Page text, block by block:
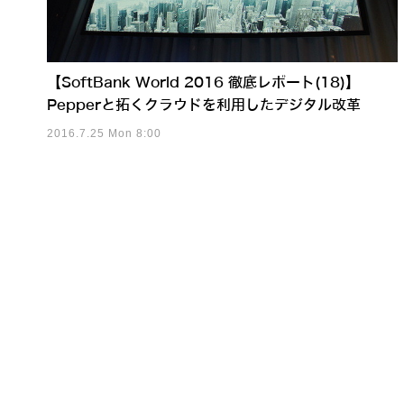
【SoftBank World 2016 徹底レポート(18)】
Pepperと拓くクラウドを利用したデジタル改革
2016.7.25 Mon 8:00